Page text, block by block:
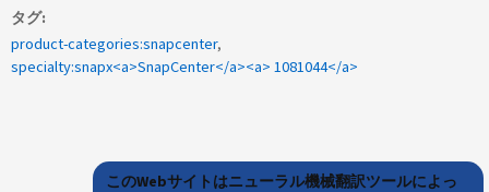
タグ
product-categories:snapcenter
specialty:snapx<a>SnapCenter</a><a> 1081044</a>
このWebサイトはニューラル機械翻訳ツールによっ